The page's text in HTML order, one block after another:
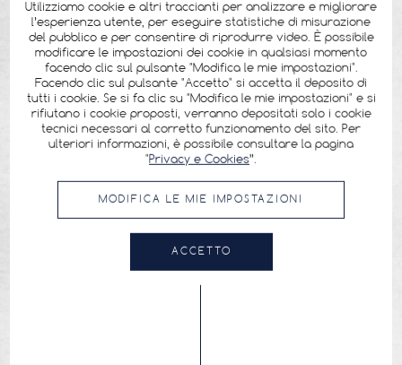
Utilizziamo cookie e altri traccianti per analizzare e migliorare
l’esperienza utente, per eseguire statistiche di misurazione
del pubblico e per consentire di riprodurre video. È possibile
modificare le impostazioni dei cookie in qualsiasi momento
facendo clic sul pulsante "Modifica le mie impostazioni".
Facendo clic sul pulsante "Accetto" si accetta il deposito di
tutti i cookie. Se si fa clic su "Modifica le mie impostazioni" e si
rifiutano i cookie proposti, verranno depositati solo i cookie
tecnici necessari al corretto funzionamento del sito. Per
ulteriori informazioni, è possibile consultare la pagina
"Privacy e Cookies”.
MODIFICA LE MIE IMPOSTAZIONI
ACCETTO